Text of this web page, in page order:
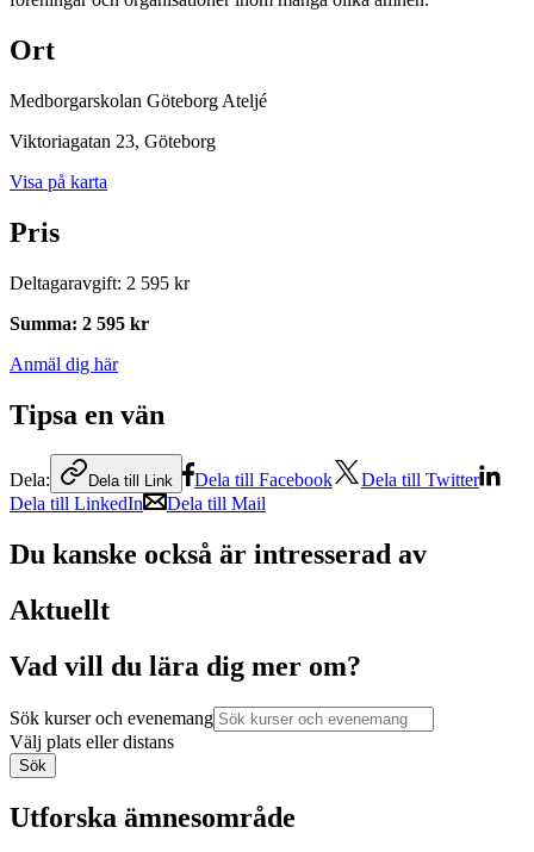
Ort
Medborgarskolan Göteborg Ateljé
Viktoriagatan 23, Göteborg
Visa på karta
Pris
Deltagaravgift: 2 595 kr
Summa: 2 595 kr
Anmäl dig här
Tipsa en vän
Dela: Dela till Link Dela till Facebook
Dela till Twitter
Dela till LinkedIn
Dela till Mail
Du kanske också är intresserad av
Aktuellt
Vad vill du lära dig mer om?
Sök kurser och evenemang
Välj plats eller distans
Sök
Utforska ämnesområde